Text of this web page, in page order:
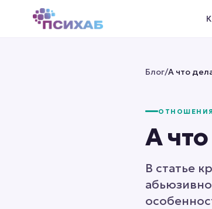
Блог/А что
ОТНОШЕНИЯ
А
В статье